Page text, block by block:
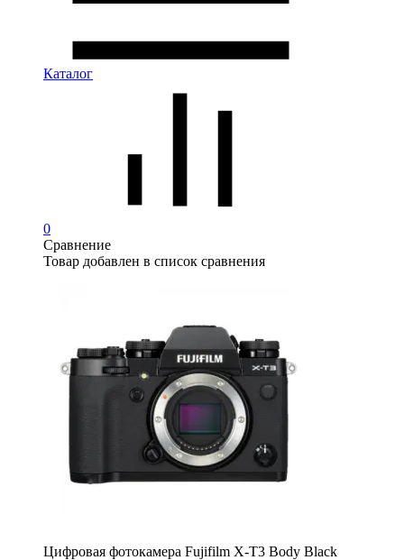
Каталог
0
Сравнение
Товар добавлен в список сравнения
Цифровая фотокамера Fujifilm X-T3 Body Black